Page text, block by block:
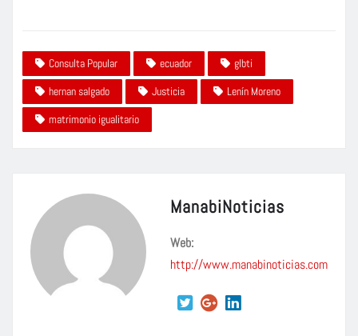
Consulta Popular ecuador
glbti
hernan salgado
Justicia
Lenín Moreno
matrimonio igualitario
ManabiNoticias
Web:
http://www.manabinoticias.com